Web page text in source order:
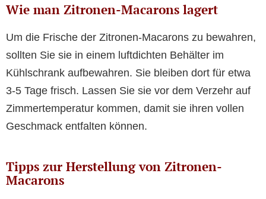
Wie man Zitronen-Macarons lagert
Um die Frische der Zitronen-Macarons zu bewahren,
sollten Sie sie in einem luftdichten Behälter im
Kühlschrank aufbewahren. Sie bleiben dort für etwa
3-5 Tage frisch. Lassen Sie sie vor dem Verzehr auf
Zimmertemperatur kommen, damit sie ihren vollen
Geschmack entfalten können.
Tipps zur Herstellung von Zitronen-
Macarons